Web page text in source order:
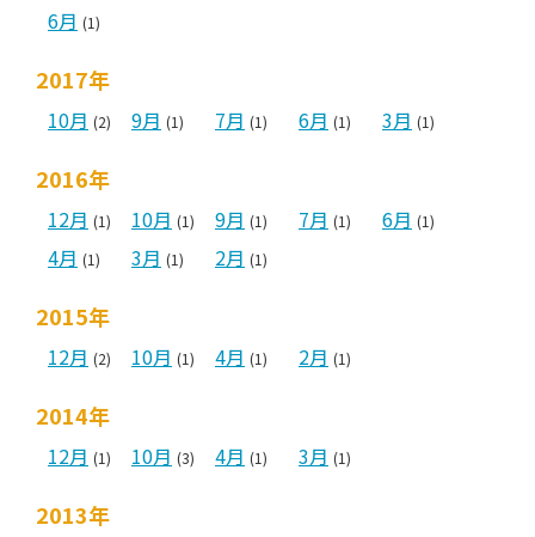
6月 (1)
2017年
10月 (2) 9月 (1) 7月 (1) 6月 (1) 3月 (1)
2016年
12月 (1) 10月 (1) 9月 (1) 7月 (1) 6月 (1)
4月 (1) 3月 (1) 2月 (1)
2015年
12月 (2) 10月 (1) 4月 (1) 2月 (1)
2014年
12月 (1) 10月 (3) 4月 (1) 3月 (1)
2013年